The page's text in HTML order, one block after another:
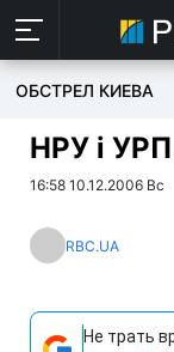
ОБСТРЕЛ КИЕВА
НРУ і
16:58 10.12.2006 Вс
RBC.UA
Не трать